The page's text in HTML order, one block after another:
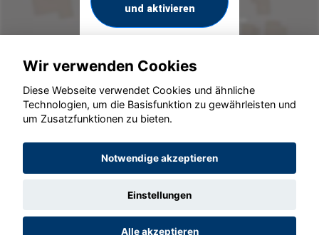
und aktivieren
© konjunkturmotor.de GmbH 2020 - 2026
Wir verwenden Cookies
Diese Webseite verwendet Cookies und ähnliche
Technologien, um die Basisfunktion zu gewährleisten und
um Zusatzfunktionen zu bieten.
Notwendige akzeptieren
Einstellungen
Alle akzeptieren